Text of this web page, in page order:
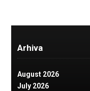
Arhiva
August 2026
July 2026